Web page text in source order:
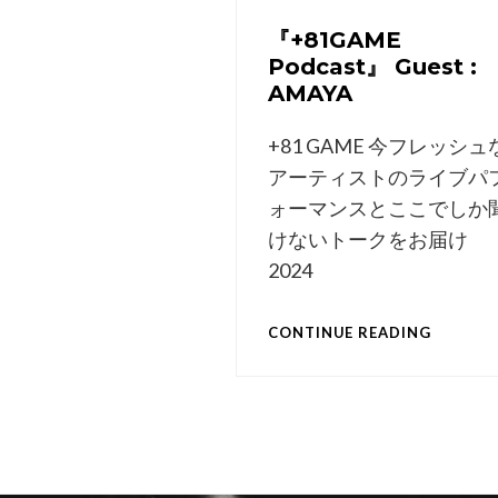
『+81GAME
Podcast』 Guest :
AMAYA
+81 GAME 今フレッシュ
アーティストのライブパ
ォーマンスとここでしか
けないトークをお届け
2024
CONTINUE READING『